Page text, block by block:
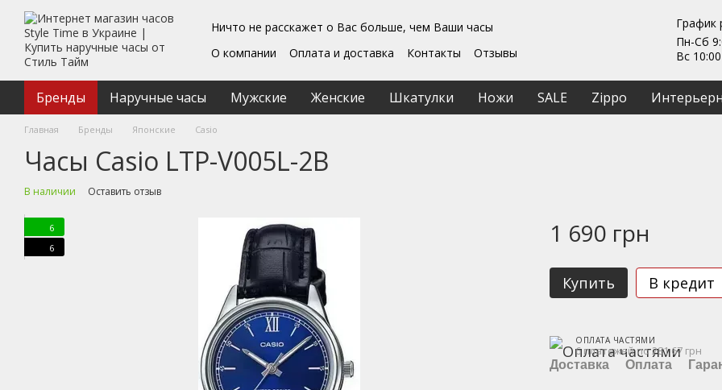
Перейти к основному контенту
Ничто не расскажет о Вас больше, чем Ваши часы
О компании
Оплата и доставка Контакты
Отзывы
Пользовательское соглашение
График
Пн-Сб
Вс
Бренды Наручные часы Мужские Женские Шкатулки Ножи SALE Zippo
Главная Бренды Японские Casio
Часы Casio LTP-V005L-2B
В наличии Оставить отзыв
6
6
1 690 грн
Купить В кредит
ОПЛАТА ЧАСТЯМИ
6 платежей по 281.67 грн
Доставка Оплата